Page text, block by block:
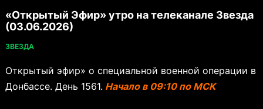
«Открытый Эфир» утро на телеканале Звезда
(03.06.2026)
ЗВЕЗДА
Открытый эфир» о специальной военной операции в
Донбассе. День 1561. Начало в 09:10 по МСК